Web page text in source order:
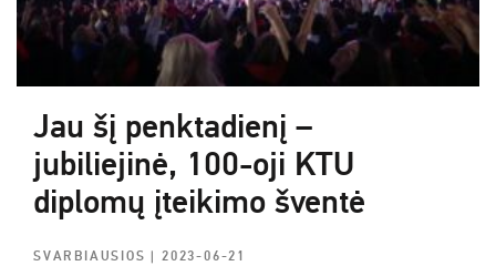
Jau šį penktadienį –
jubiliejinė, 100-oji KTU
diplomų įteikimo šventė
SVARBIAUSIOS| 2023-06-21